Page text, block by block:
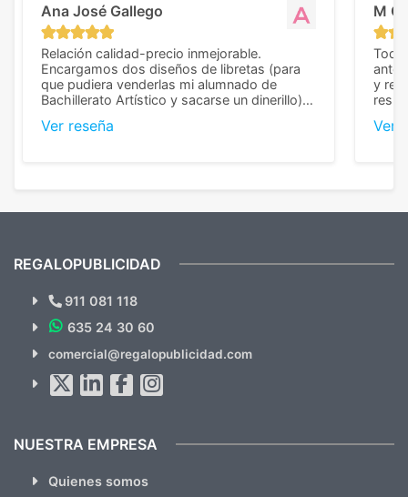
Ana José Gallego
Relación calidad-precio inmejorable.
Encargamos dos diseños de libretas (para
que pudiera venderlas mi alumnado de
Bachillerato Artístico y sacarse un dinerillo) y
diferencia, con libretas de muy buena calidad
Ver reseña
M C
Todo
y
Ver
¿Quieres ver nuestras últimas
Novedades y Ofertas?
hacemos Spam)
REGALOPUBLICIDAD
911 081 118
635 24 30 60
comercial@regalopublicidad.com
NUESTRA EMPRESA
Quienes somos